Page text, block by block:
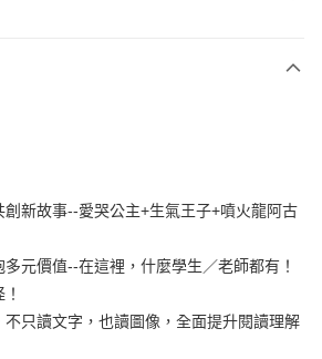
新故事--愛哭公主+生氣王子+噴火龍阿古
元價值--在這裡，什麼學生／老師都有！
只讀文字，也讀圖像，全面提升閱讀理解